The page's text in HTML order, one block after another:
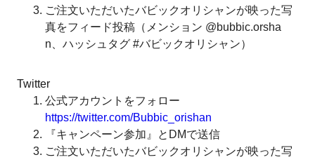
ご注文いただいたバビックオリシャンが映った写
真をフィード投稿（メンション @bubbic.orsha
n、ハッシュタグ #バビックオリシャン）
Twitter
公式アカウントをフォロー
https://twitter.com/Bubbic_orishan
『キャンペーン参加』とDMで送信
ご注文いただいたバビックオリシャンが映った写